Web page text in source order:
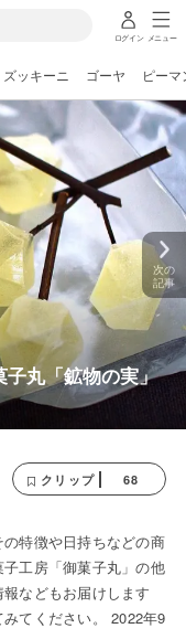
ログイン メニュー
ズッキーニ ゴーヤ ピーマ
丸「鉱物の実」
次の
記事
クリップ 68
特徴や日持ちなどの商
工房「御菓子丸」の他
などもお届けします
てください。 2022年9